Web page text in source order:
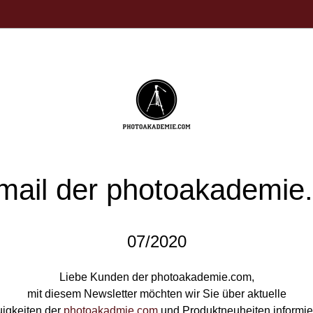
der
07/2020
Liebe Kunden der photoakademie.com,
mit diesem Newsletter möchten wir Sie über aktuelle
der photoakadmie.com und Produktneuheiten